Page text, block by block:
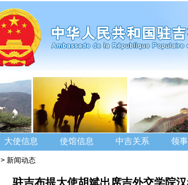
大使信息 使馆信息 中吉关系 领
> 新闻动态
驻吉布提大使胡斌出席吉外交学院